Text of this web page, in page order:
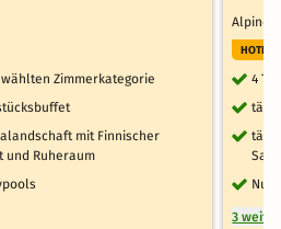
Zimmerkategorie
mit Finnischer
und Ruheraum
Alpine
4
3